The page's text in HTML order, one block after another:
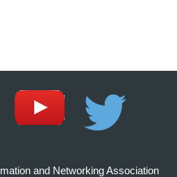
and Networking Association